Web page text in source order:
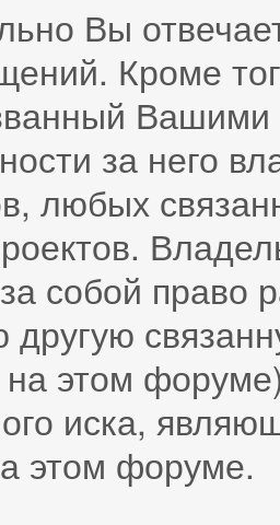
Вы
Кроме
Вашими
за него
любых
собой
другую
этом
иска,
этом форуме.